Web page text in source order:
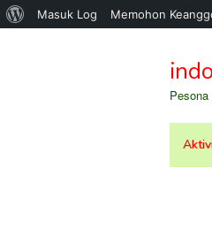
Tentang
Masuk Log Memohon
konten